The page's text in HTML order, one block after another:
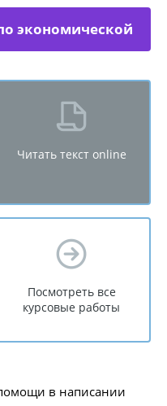
экономической
Читать текст online
Посмотреть все
курсовые работы
в написании